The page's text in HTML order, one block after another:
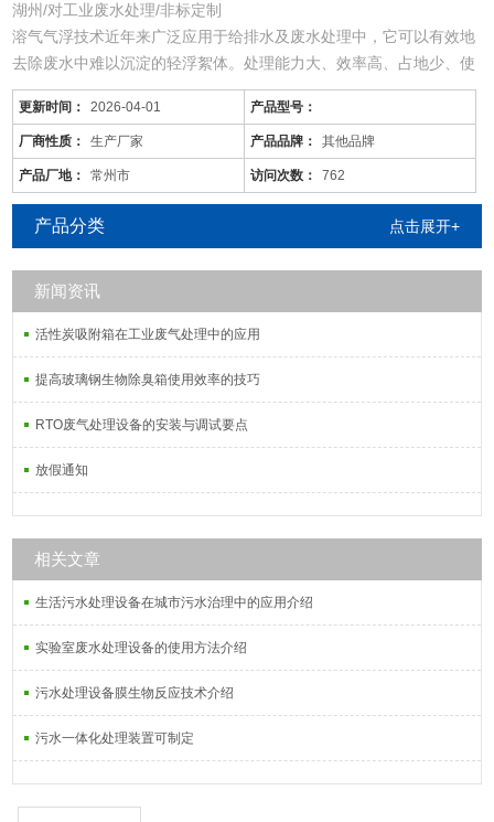
湖州/对工业废水处理/非标定制
溶气气浮技术近年来广泛应用于给排水及废水处理中，它可以有效地
去除废水中难以沉淀的轻浮絮体。处理能力大、效率高、占地少、使
用范围广。
一、主要特点
（3）系统消毒剂采用氯饼接触消毒方式，氯饼与污水中某些化合物
（如氨、氮、醇、醛酯等）不发生反应，保证了游离氯的含量和消毒
效果，实践证实氯饼消毒的杀菌能力很适用于生活污水水质特性，对
大肠、病菌等有很好的杀菌作用，是一种
更新时间： 2026-04-01 产品型号：
厂商性质： 生产厂家 产品品牌： 其他品牌
产品厂地： 常州市 访问次数： 762
产品分类 点击展开+
新闻资讯
活性炭吸附箱在工业废气处理中的应用
提高玻璃钢生物除臭箱使用效率的技巧
RTO废气处理设备的安装与调试要点
放假通知
相关文章
生活污水处理设备在城市污水治理中的应用介绍
实验室废水处理设备的使用方法介绍
污水处理设备膜生物反应技术介绍
污水一体化处理装置可制定